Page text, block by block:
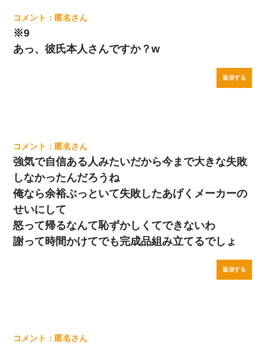
匿名
※9
あっ、彼氏本人さんですか？w
返信する
匿名
強気で自信ある人みたいだから今まで大きな失敗
しなかったんだろうね
俺なら余裕ぶっといて失敗したあげくメーカーの
せいにして
怒って帰るなんて恥ずかしくてできないわ
謝って時間かけてでも完成品組み立てるでしょ
返信する
匿名